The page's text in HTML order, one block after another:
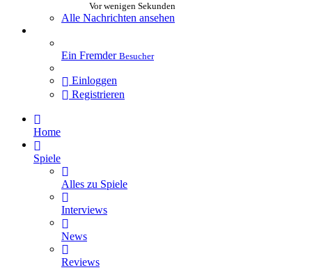
Vor wenigen Sekunden
Alle Nachrichten ansehen
Ein Fremder Besucher
Einloggen
Registrieren
Home
Spiele
Alles zu Spiele
Interviews
News
Reviews